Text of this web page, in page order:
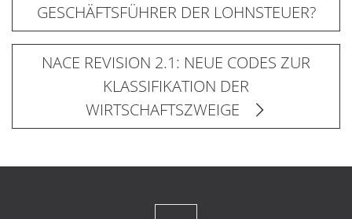
GESCHÄFTSFÜHRER DER LOHNSTEUER?
NACE REVISION 2.1: NEUE CODES ZUR
KLASSIFIKATION DER
WIRTSCHAFTSZWEIGE